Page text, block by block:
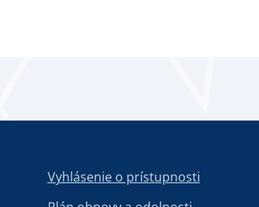
Vyhlásenie o prístupnosti